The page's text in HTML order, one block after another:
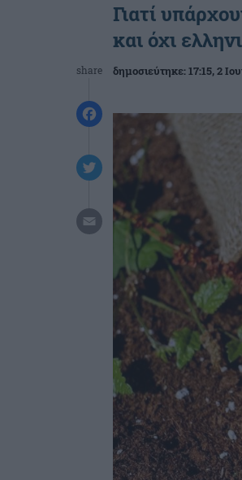
share
Γιατί
και όχι
δημοσιεύτηκε:17:15, 2